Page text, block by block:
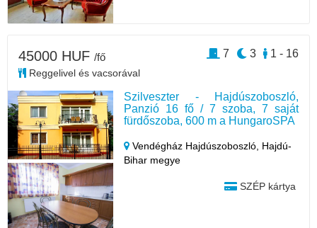
Szilveszter - Hajdúszoboszló,
Panzió 16 fő / 7 szoba, 7 saját
fürdőszoba, 600 m a HungaroSPA
Vendégház Hajdúszoboszló, Hajdú-
Bihar megye
SZÉP kártya
45000 HUF /fő
Reggelivel és vacsorával
1 - 16
3
7